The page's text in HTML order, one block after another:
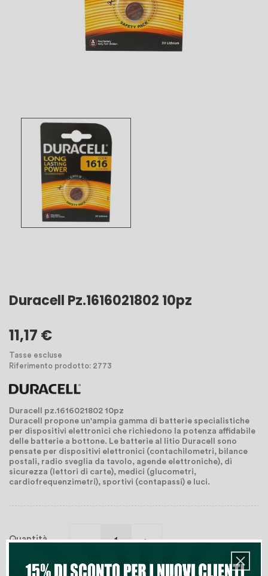
Duracell Pz.1616021802 10pz
11,17 €
Tasse escluse
Riferimento prodotto: 2773
Duracell pz.1616021802 10pz
Duracell propone un'ampia gamma di batterie specialistiche
per dispositivi elettronici che richiedono la potenza affidabile
delle batterie a bottone. Le batterie al litio Duracell sono
pensate per dispositivi elettronici (contachilometri, bilance
postali, radio sveglia da tavolo, agende elettroniche), di
sicurezza (lettori di carte), medici (glucometri,
cardiofrequenzimetri), sportivi (contapassi) e luci.
Quantità